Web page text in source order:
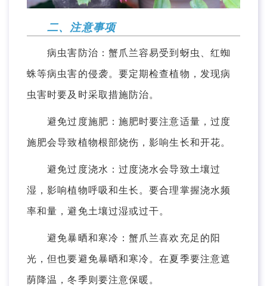
二、注意事项
病虫害防治：蟹爪兰容易受到蚜虫、红蜘
蛛等病虫害的侵袭。要定期检查植物，发现病
虫害时要及时采取措施防治。
避免过度施肥：施肥时要注意适量，过度
施肥会导致植物根部烧伤，影响生长和开花。
避免过度浇水：过度浇水会导致土壤过
湿，影响植物呼吸和生长。要合理掌握浇水频
率和量，避免土壤过湿或过干。
避免暴晒和寒冷：蟹爪兰喜欢充足的阳
光，但也要避免暴晒和寒冷。在夏季要注意遮
荫降温，冬季则要注意保暖。